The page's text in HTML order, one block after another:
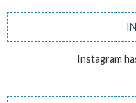
Instagram